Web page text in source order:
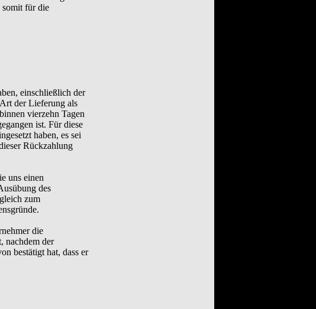
somit für die
einschließlich der
der Lieferung als
vierzehn Tagen
ist. Für diese
haben, es sei
Rückzahlung
uns einen
des
zum
die
nachdem der
bestätigt hat, dass er